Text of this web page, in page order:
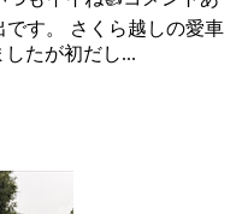
す。 さくら越しの愛車
たが初だし...